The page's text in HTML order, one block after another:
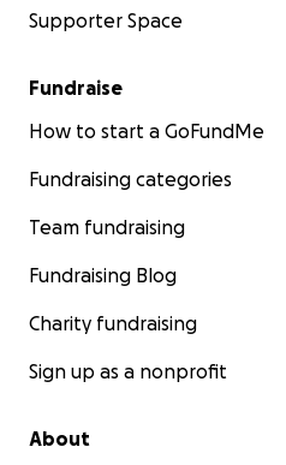
Supporter Space
Fundraise
How to start a GoFundMe
Fundraising categories
Team fundraising
Fundraising Blog
Charity fundraising
Sign up as a nonprofit
About